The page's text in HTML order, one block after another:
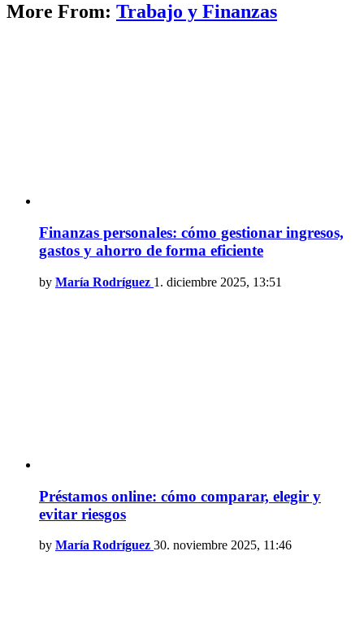
More From: Trabajo y Finanzas
Finanzas personales: cómo gestionar ingresos,
gastos y ahorro de forma eficiente
by María Rodríguez 1. diciembre 2025, 13:51
Préstamos online: cómo comparar, elegir y
evitar riesgos
by María Rodríguez 30. noviembre 2025, 11:46